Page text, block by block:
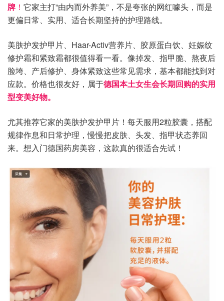
牌 ！ 它家主打“由内而外养美”，不是夸张的网红噱头，而是
更偏日常、实用、适合长期坚持的护理路线。
美肤护发护甲片、Haar-Activ营养片、胶原蛋白饮、妊娠纹
修护霜和紧致霜都很值得看一看。像掉发、指甲脆、熬夜后
脸垮、产后修护、身体紧致这些常见需求，基本都能找到对
应款。价格也很友好，属于德国本土女生会长期回购的实用
型变美好物。
尤其推荐它家的美肤护发护甲片！每天服用2粒胶囊，搭配
规律作息和日常护理，慢慢把皮肤、头发、指甲状态养回
来。想入门德国药房美容，这款真的很适合先试！